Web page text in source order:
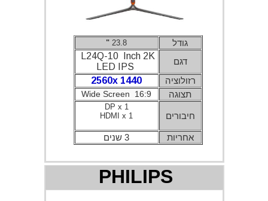
PHILIPS
גודל 23.8
"
דגם
L24Q-10 Inch 2K
LED IPS
רזולוציה
2560x 1440
תצוגה
Wide Screen 16:9
חיבורים
DP x 1
HDMI x 1
אחריות 3 שנים